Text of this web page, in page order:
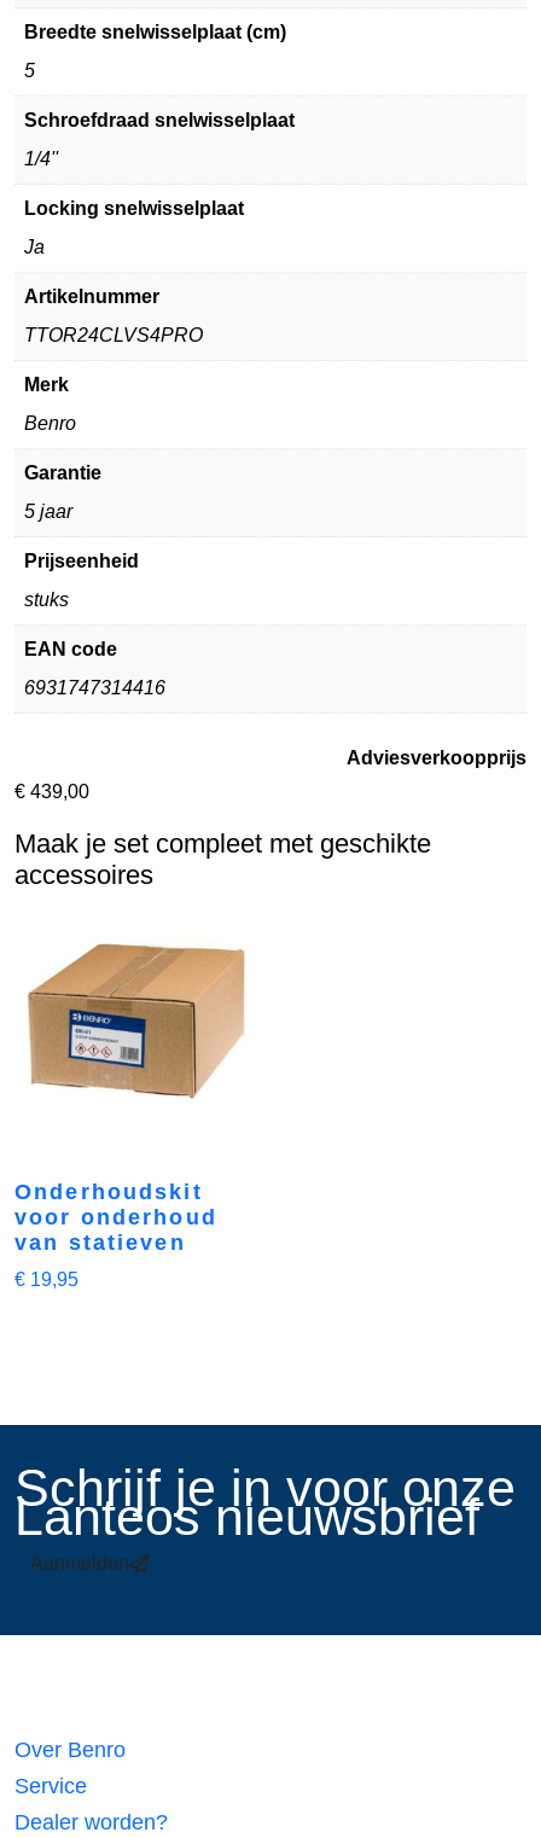
Breedte snelwisselplaat (cm)
5
Schroefdraad snelwisselplaat
1/4''
Locking snelwisselplaat
Ja
Artikelnummer
TTOR24CLVS4PRO
Merk
Benro
Garantie
5 jaar
Prijseenheid
stuks
EAN code
6931747314416
Adviesverkoopprijs
€ 439,00
Maak je set compleet met geschikte
accessoires
Onderhoudskit
voor onderhoud
van statieven
€ 19,95
​Schrijf je in voor onze
Lanteos nieuwsbrief
Aanmelden
Over Benro
Service
Dealer worden?